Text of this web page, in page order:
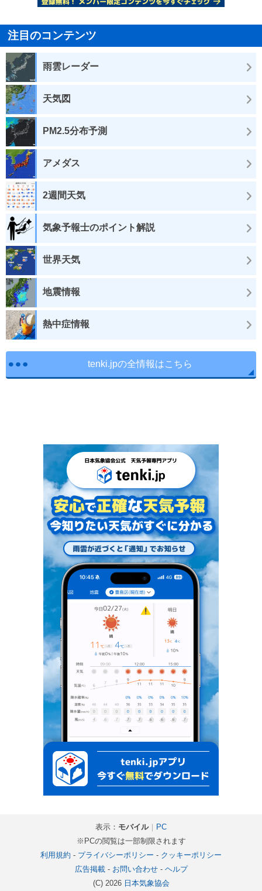
注目のコンテンツ
雨雲レーダー
天気図
PM2.5分布予測
アメダス
2週間天気
気象予報士のポイント解説
世界天気
地震情報
熱中症情報
tenki.jpの全情報はこちら
表示： モバイル｜
PC
※PCの閲覧は一部制限されます
利用規約 - プライバシーポリシー - クッキーポリシー
広告掲載- お問い合わせ- ヘルプ
(C) 2026 日本気象協会